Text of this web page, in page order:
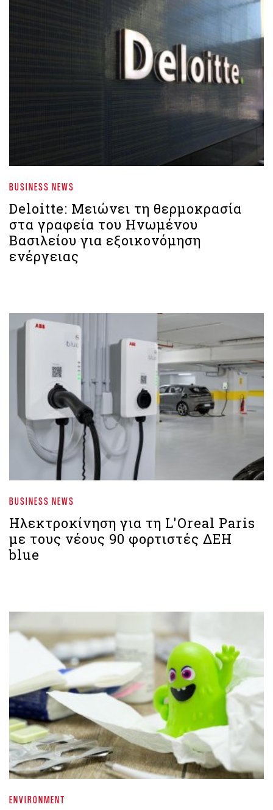
BUSINESS NEWS
Deloitte: Μειώνει τη θερμοκρασία
στα γραφεία του Ηνωμένου
Βασιλείου για εξοικονόμηση
ενέργειας
BUSINESS NEWS
Ηλεκτροκίνηση για τη L'Oreal Paris
με τους νέους 90 φορτιστές ΔΕΗ
blue
ENVIRONMENT